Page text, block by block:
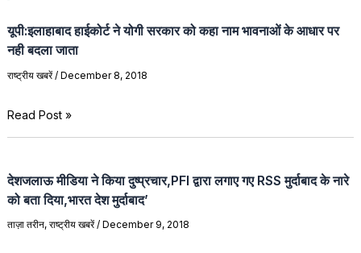
यूपी:इलाहाबाद हाईकोर्ट ने योगी सरकार को कहा नाम भावनाओं के आधार पर
नही बदला जाता
राष्ट्रीय खबरें/ December 8, 2018
Read Post »
देशजलाऊ मीडिया ने किया दुष्प्रचार,PFI द्वारा लगाए गए RSS मुर्दाबाद के नारे
को बता दिया,भारत देश मुर्दाबाद’
ताज़ा तरीन, राष्ट्रीय खबरें/ December 9, 2018